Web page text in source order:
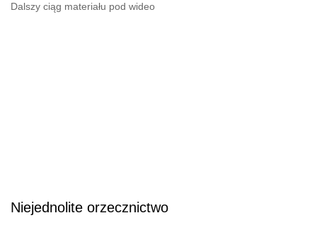
Dalszy ciąg materiału pod wideo
Niejednolite orzecznictwo